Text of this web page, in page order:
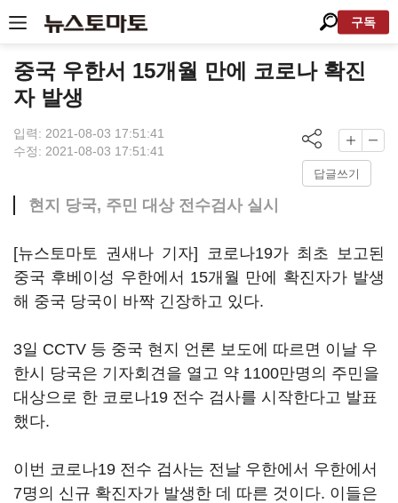
구독
중국 우한서 15개월 만에 코로나 확진
자 발생
입력: 2021-08-03 17:51:41
수정: 2021-08-03 17:51:41
답글쓰기
현지 당국, 주민 대상 전수검사 실시
[뉴스토마토 권새나 기자] 코로나19가 최초 보고된
중국 후베이성 우한에서 15개월 만에 확진자가 발생
해 중국 당국이 바짝 긴장하고 있다.
3일 CCTV 등 중국 현지 언론 보도에 따르면 이날 우
한시 당국은 기자회견을 열고 약 1100만명의 주민을
대상으로 한 코로나19 전수 검사를 시작한다고 발표
했다.
이번 코로나19 전수 검사는 전날 우한에서 우한에서
7명의 신규 확진자가 발생한 데 따른 것이다. 이들은